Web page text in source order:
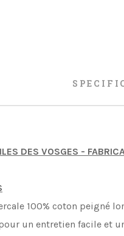
DES VOSGES -
100% coton peigné
un entretien facile et